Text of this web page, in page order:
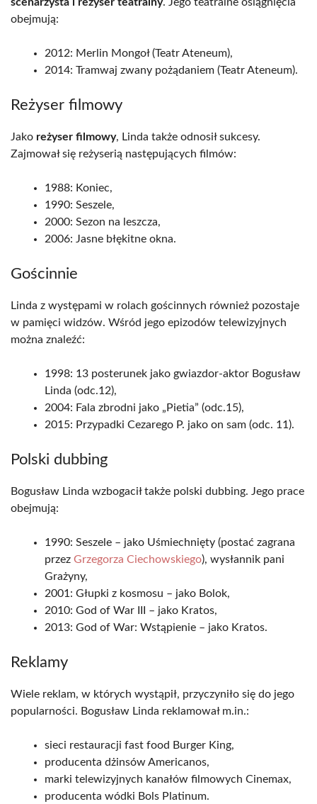
obejmują:
2012: Merlin Mongoł (Teatr Ateneum),
2014: Tramwaj zwany pożądaniem (Teatr Ateneum).
Reżyser filmowy
Jako reżyser filmowy, Linda także odnosił sukcesy.
Zajmował się reżyserią następujących filmów:
1988: Koniec,
1990: Seszele,
2000: Sezon na leszcza,
2006: Jasne błękitne okna.
Gościnnie
Linda z występami w rolach gościnnych również pozostaje
w pamięci widzów. Wśród jego epizodów telewizyjnych
można znaleźć:
1998: 13 posterunek jako gwiazdor-aktor Bogusław
Linda (odc.12),
2004: Fala zbrodni jako „Pietia” (odc.15),
2015: Przypadki Cezarego P. jako on sam (odc. 11).
Polski dubbing
Bogusław Linda wzbogacił także polski dubbing. Jego prace
obejmują:
1990: Seszele – jako Uśmiechnięty (postać zagrana
przez Grzegorza Ciechowskiego), wysłannik pani
Grażyny,
2001: Głupki z kosmosu – jako Bolok,
2010: God of War III – jako Kratos,
2013: God of War: Wstąpienie – jako Kratos.
Reklamy
Wiele reklam, w których wystąpił, przyczyniło się do jego
popularności. Bogusław Linda reklamował m.in.:
sieci restauracji fast food Burger King,
producenta dżinsów Americanos,
marki telewizyjnych kanałów filmowych Cinemax,
producenta wódki Bols Platinum.